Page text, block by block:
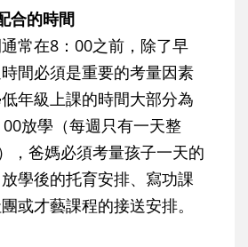
合的時間
常在8：00之前，除了早
間必須是重要的考量因素
年級上課的時間大部分為
放學（每週只有一天整
，爸媽必須考量孩子一天的
學後的托育安排、寫功課
或才藝課程的接送安排。